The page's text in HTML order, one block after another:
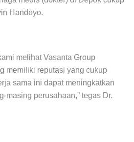
Handoyo.
melihat Vasanta Group
memiliki reputasi yang cukup
sama ini dapat meningkatkan
masing perusahaan,” tegas Dr.